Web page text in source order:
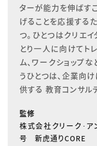
ターが能力を伸ばす
げることを応援する
つ。ひとつはクリエ
とり一人に向けてト
ム、ワークショップ
うひとつは、企業向
供する 教育コンサル
監修
株式会社クリーク･ア
号 新虎通りCORE